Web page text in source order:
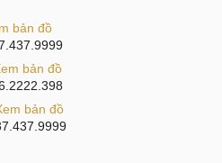
nữa.
thay màn hình Samsung A80
quan trọng bao gồm:
bản đồ
bản đồ
bản đồ